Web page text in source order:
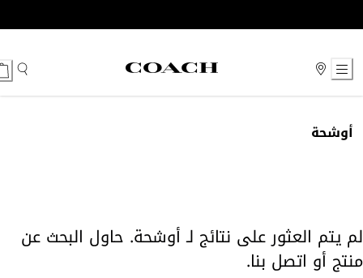
to
أوشحة
لم يتم العثور على نتائج لـ أوشحة. حاول البحث عن
منتج أو اتصل بنا.